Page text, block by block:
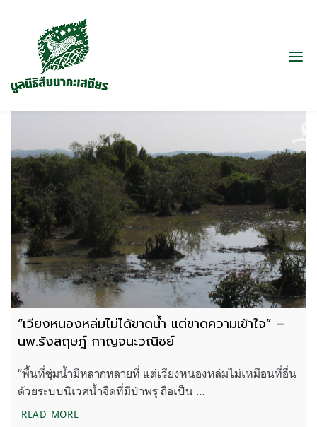
“เวียงหนองหล่มไม่ได้ขาดน้ำ แต่ขาดความเข้าใจ” –
นพ.รังสฤษฎ์ กาญจนะวณิชย์
“พื้นที่ชุ่มน้ำมีหลากหลายที่ แต่เวียงหนองหล่มไม่เหมือนที่อื่น
ด้วยระบบนิเวศน้ำจืดที่มีป่าพรุ ถือเป็น …
READ MORE“เวียงหนองหล่มไม่ได้ขาดน้ำ แต่ขาดความเข้าใจ”